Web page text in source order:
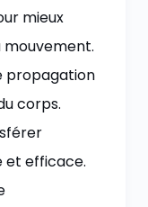
mieux
propagation
corps.
et efficace.